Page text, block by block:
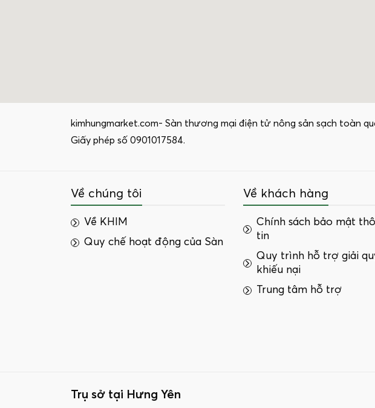
kimhungmarket.com- Sàn thương mại điện tử nông sản sạch toàn
Giấy phép số 0901017584.
Về chúng tôi
Về KHIM
Quy chế hoạt động của Sàn
Về khách hàng
Chính sách bảo mật
tin
Quy trình hỗ trợ giải
khiếu nại
Trung tâm hỗ trợ
Trụ sở tại Hưng Yên